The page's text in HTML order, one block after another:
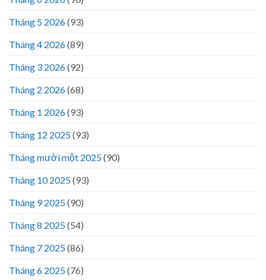
Tháng 5 2026(93)
Tháng 4 2026(89)
Tháng 3 2026(92)
Tháng 2 2026(68)
Tháng 1 2026(93)
Tháng 12 2025(93)
Tháng mười một 2025(90)
Tháng 10 2025(93)
Tháng 9 2025(90)
Tháng 8 2025(54)
Tháng 7 2025(86)
Tháng 6 2025(76)